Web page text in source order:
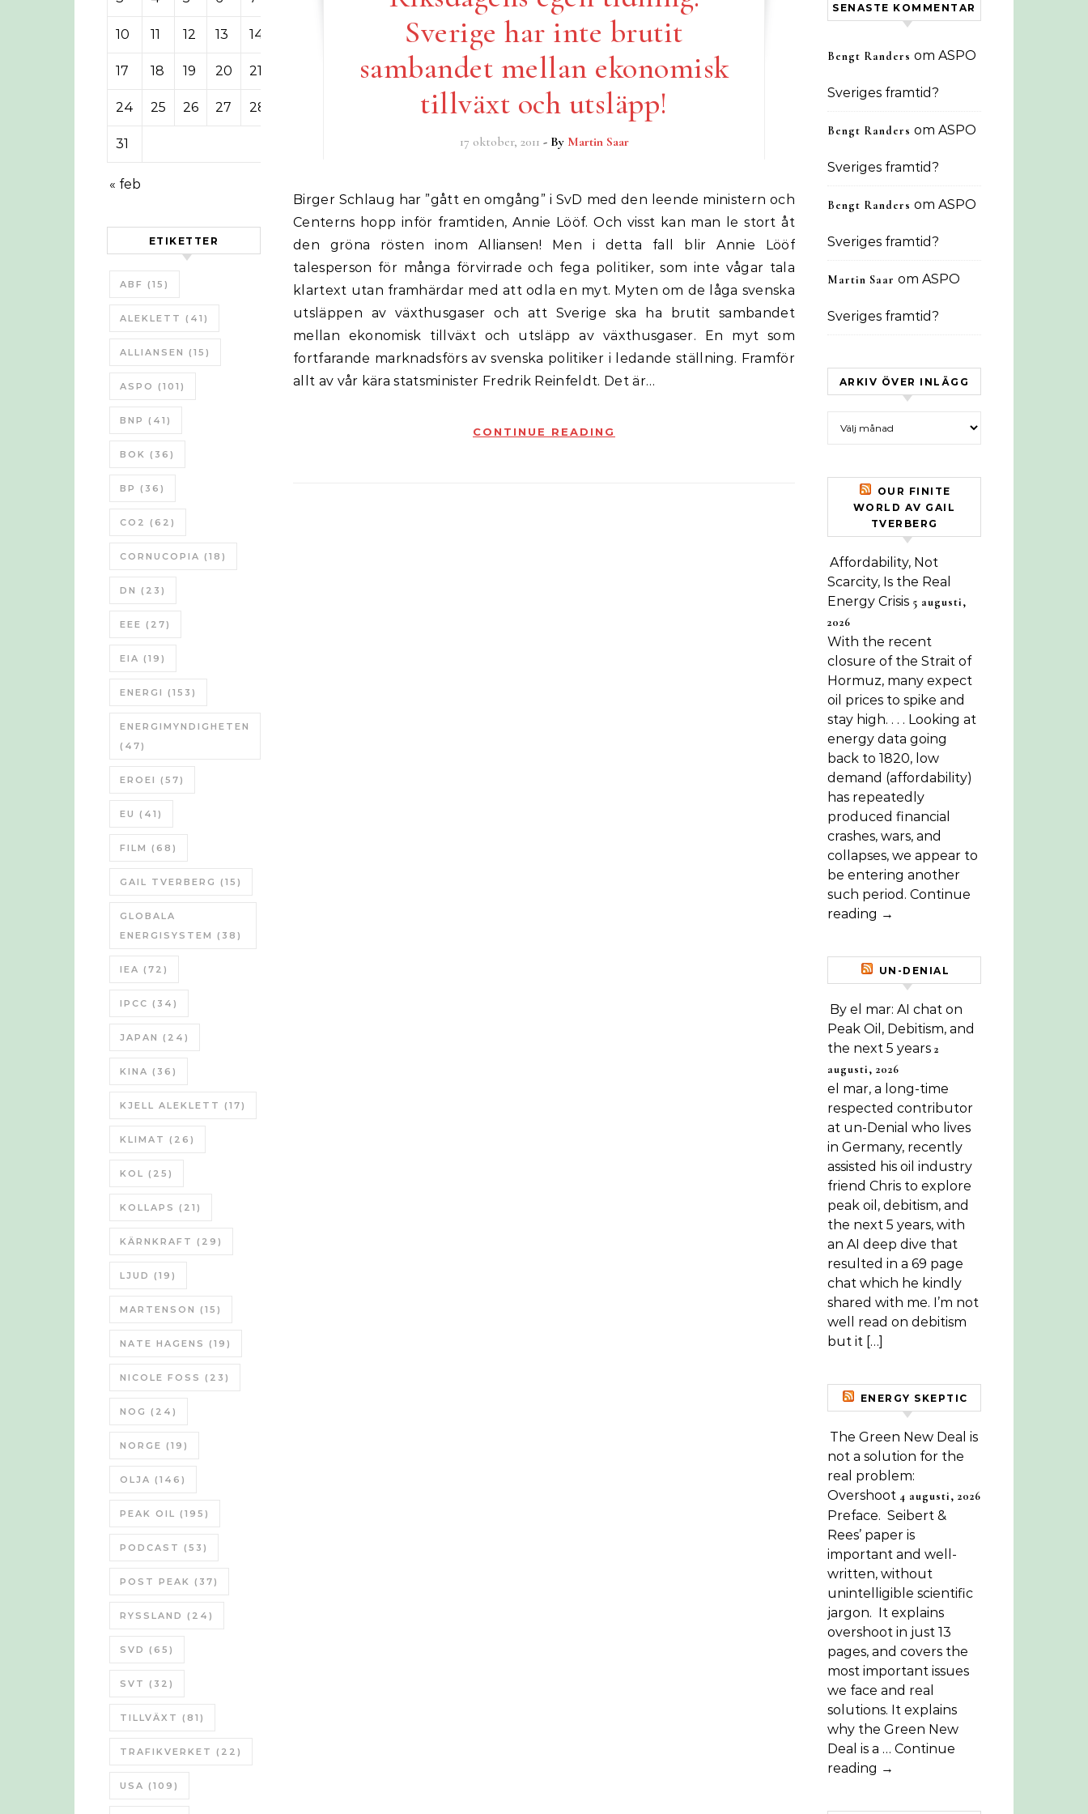
10 11 12 13 14
17 18 19 20 21
24 25 26 27 28
31
« feb
ETIKETTER
ABF (15)
ALEKLETT (41)
ALLIANSEN (15)
ASPO (101)
BNP (41)
BOK (36)
BP (36)
CO2 (62)
CORNUCOPIA (18)
DN (23)
EEE (27)
EIA (19)
ENERGI (153)
ENERGIMYNDIGHETEN
(47)
EROEI (57)
EU (41)
FILM (68)
GAIL TVERBERG (15)
GLOBALA
ENERGISYSTEM (38)
IEA (72)
IPCC (34)
JAPAN (24)
KINA (36)
KJELL ALEKLETT (17)
KLIMAT (26)
KOL (25)
KOLLAPS (21)
KÄRNKRAFT (29)
LJUD (19)
MARTENSON (15)
NATE HAGENS (19)
NICOLE FOSS (23)
NOG (24)
NORGE (19)
OLJA (146)
PEAK OIL (195)
PODCAST (53)
POST PEAK (37)
RYSSLAND (24)
SVD (65)
SVT (32)
TILLVÄXT (81)
TRAFIKVERKET (22)
USA (109)
Sverige har inte brutit
sambandet mellan ekonomisk
tillväxt och utsläpp!
17 oktober, 2011 - By Martin Saar
Birger Schlaug har ”gått en omgång” i SvD med den leende ministern och
Centerns hopp inför framtiden, Annie Lööf. Och visst kan man le stort åt
den gröna rösten inom Alliansen! Men i detta fall blir Annie Lööf
talesperson för många förvirrade och fega politiker, som inte vågar tala
klartext utan framhärdar med att odla en myt. Myten om de låga svenska
utsläppen av växthusgaser och att Sverige ska ha brutit sambandet
mellan ekonomisk tillväxt och utsläpp av växthusgaser. En myt som
fortfarande marknadsförs av svenska politiker i ledande ställning. Framför
allt av vår kära statsminister Fredrik Reinfeldt. Det är…
CONTINUE READING
SENASTE KOMMENTAR
Bengt Randers om ASPO
Sveriges framtid?
Bengt Randers om ASPO
Sveriges framtid?
Bengt Randers om ASPO
Sveriges framtid?
Martin Saar om ASPO
Sveriges framtid?
ARKIV ÖVER INLÄGG
OUR FINITE
WORLD AV GAIL
TVERBERG
Affordability, Not
Scarcity, Is the Real
Energy Crisis 5 augusti,
2026
With the recent
closure of the Strait of
Hormuz, many expect
oil prices to spike and
stay high. . . . Looking at
energy data going
back to 1820, low
demand (affordability)
has repeatedly
produced financial
crashes, wars, and
collapses, we appear to
be entering another
such period. Continue
reading →
UN-DENIAL
By el mar: AI chat on
Peak Oil, Debitism, and
the next 5 years 2
augusti, 2026
el mar, a long-time
respected contributor
at un-Denial who lives
in Germany, recently
assisted his oil industry
friend Chris to explore
peak oil, debitism, and
the next 5 years, with
an AI deep dive that
resulted in a 69 page
chat which he kindly
shared with me. I’m not
well read on debitism
but it […]
ENERGY SKEPTIC
The Green New Deal is
not a solution for the
real problem:
Overshoot 4 augusti, 2026
Preface. Seibert &
Rees’ paper is
important and well-
written, without
unintelligible scientific
jargon. It explains
overshoot in just 13
pages, and covers the
most important issues
we face and real
solutions. It explains
why the Green New
Deal is a … Continue
reading →